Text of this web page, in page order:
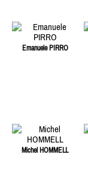
Emanuele PIRRO
Michel HOMMELL